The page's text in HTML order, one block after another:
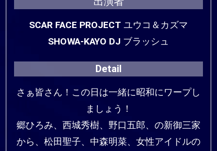
SCAR FACE PROJECT ユウコ＆カズマ
SHOWA-KAYO DJ ブラッシュ
Detail
さぁ皆さん！この日は一緒に昭和にワープし
ましょう！
郷ひろみ、西城秀樹、野口五郎、の新御三家
から、松田聖子、中森明菜、女性アイドルの